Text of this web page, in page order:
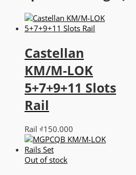
Castellan
KM/M-LOK
5+7+9+11 Slots
Rail
Rail ₫150.000
Out of stock